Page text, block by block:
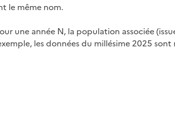
le même nom.
une année N, la population associée
les données du millésime 2025